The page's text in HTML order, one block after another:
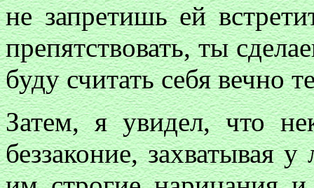
не запретишь ей
препятствовать, ты
буду считать себя вечно
Затем, я увидел, что
беззаконие, захватывая